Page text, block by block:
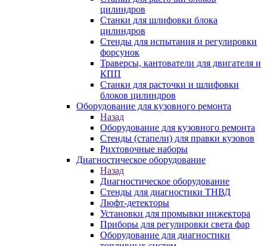
цилиндров
Станки для шлифовки блока
цилиндров
Стенды для испытания и регулировки
форсунок
Траверсы, кантователи для двигателя и
КПП
Станки для расточки и шлифовки
блоков цилиндров
Оборудование для кузовного ремонта
Назад
Оборудование для кузовного ремонта
Стенды (стапели) для правки кузовов
Рихтовочные наборы
Диагностическое оборудование
Назад
Диагностическое оборудование
Стенды для диагностики ТНВД
Люфт-детекторы
Установки для промывки инжектора
Приборы для регулировки света фар
Оборудование для диагностики